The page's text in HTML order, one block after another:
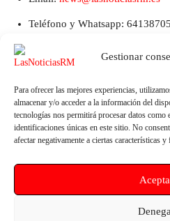
Gestionar
Para ofrecer las mejores experiencias,
almacenar y/o acceder a la información del
tecnologías nos permitirá procesar datos como
identificaciones únicas en este sitio. No
afectar negativamente a ciertas características y
Teléfono y Whatsapp:
El Grupo municipal socialista de
Las Torres de Cotillas solicita al